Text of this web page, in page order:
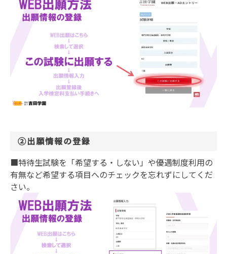
②出願情報の登録
■特待生試験を「希望する・しない」や優遇制度利用の
有無など希望する項目へのチェックを忘れずにしてくだ
さい。